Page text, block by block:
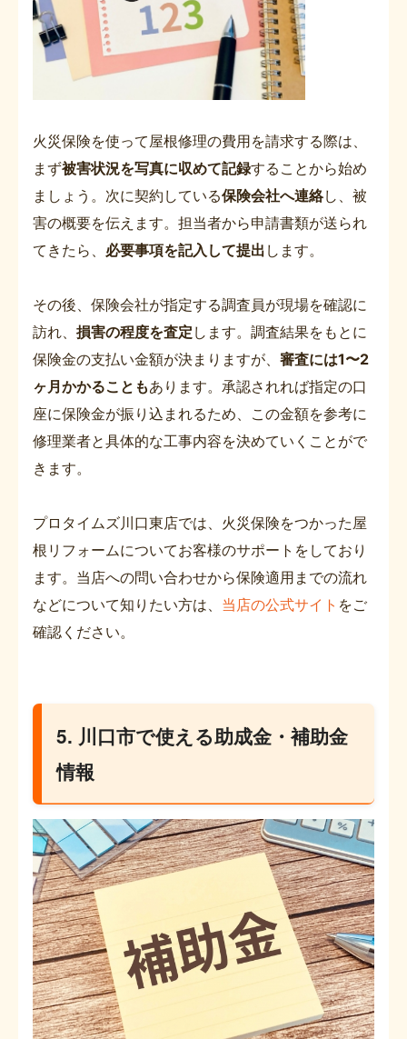
火災保険を使って屋根修理の費用を請求する際は、
まず被害状況を写真に収めて記録することから始め
ましょう。次に契約している保険会社へ連絡し、被
害の概要を伝えます。担当者から申請書類が送られ
てきたら、 必要事項を記入して提出 します。
その後、保険会社が指定する調査員が現場を確認に
訪れ、 損害の程度を査定 します。調査結果をもとに
保険金の支払い金額が決まりますが、 審査には1〜2
ヶ月かかることもあります。承認されれば指定の口
座に保険金が振り込まれるため、この金額を参考に
修理業者と具体的な工事内容を決めていくことがで
きます。
プロタイムズ川口東店では、火災保険をつかった屋
根リフォームについてお客様のサポートをしており
ます。当店への問い合わせから保険適用までの流れ
などについて知りたい方は、 当店の公式サイト をご
確認ください。
5. 川口市で使える助成金・補助金
情報